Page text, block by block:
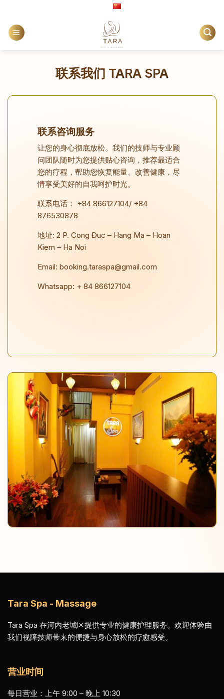
content
联系我们 TARA SPA
联系咨询服务
让您的身心彻底放松。我们的技师与专业顾
问团队随时为您提供贴心咨询，推荐最适合
您的疗程，帮助您恢复能量、改善健康，尽
情享受美好的自我呵护时光。
联系电话： +84 866127104/ +84
876530878
地址: 2 P. Cong Đuc – Hang Ma – Hoan
Kiem – Ha Noi
Email: booking.taraspa@gmail.com
Whatsapp: + 84 866127104
Tara Spa - Massage
Tara Spa 在河内老城区提供专业的健康护理服务。欢迎体验由
我们视障技师带来的便捷与身心放松的疗愈感受。
营业时间
每日营业：上午 9:00 – 晚上 10:30